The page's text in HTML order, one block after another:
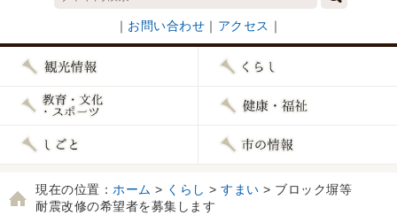
｜ お問い合わせ ｜ アクセス ｜
現在の位置： ホーム > くらし > すまい > ブロック塀等
耐震改修の希望者を募集します